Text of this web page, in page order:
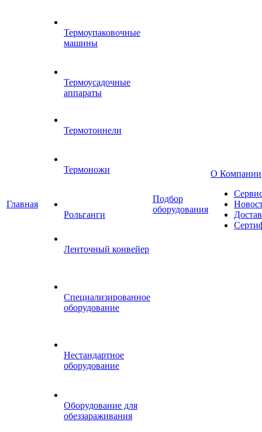
Главная
Термоупаковочные
машины
Термоусадочные
аппараты
Термотоннели
Термоножи
Рольганги
Ленточный конвейер
Специализированное
оборудование
Нестандартное
оборудование
Оборудование для
обеззараживания
Подбор
оборудования
О Компании